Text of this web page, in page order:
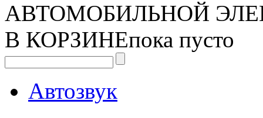
АВТОМОБИЛЬНОЙ
В КОРЗИНЕпока пусто
Автозвук